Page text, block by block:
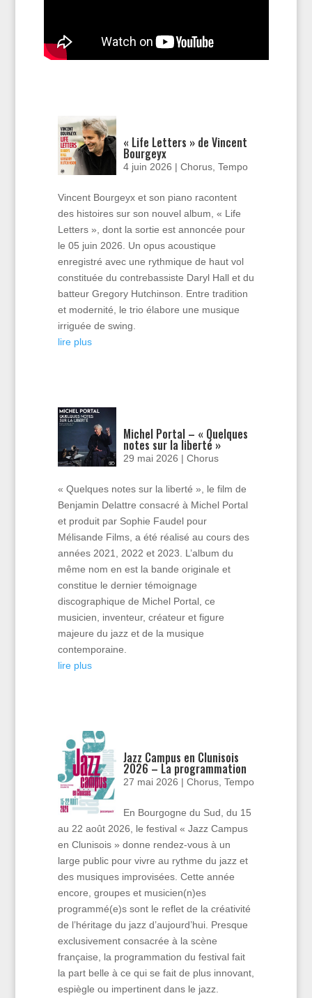
« Life Letters » de Vincent
Bourgeyx
4 juin 2026 |Chorus,Tempo
Vincent Bourgeyx et son piano racontent
des histoires sur son nouvel album, « Life
Letters », dont la sortie est annoncée pour
le 05 juin 2026. Un opus acoustique
enregistré avec une rythmique de haut vol
constituée du contrebassiste Daryl Hall et du
batteur Gregory Hutchinson. Entre tradition
et modernité, le trio élabore une musique
irriguée de swing.
lire plus
Michel Portal – « Quelques
notes sur la liberté »
29 mai 2026 |Chorus
« Quelques notes sur la liberté », le film de
Benjamin Delattre consacré à Michel Portal
et produit par Sophie Faudel pour
Mélisande Films, a été réalisé au cours des
années 2021, 2022 et 2023. L’album du
même nom en est la bande originale et
constitue le dernier témoignage
discographique de Michel Portal, ce
musicien, inventeur, créateur et figure
majeure du jazz et de la musique
contemporaine.
lire plus
Jazz Campus en Clunisois
2026 – La programmation
27 mai 2026 |Chorus,Tempo
En Bourgogne du Sud, du 15
au 22 août 2026, le festival « Jazz Campus
en Clunisois » donne rendez-vous à un
large public pour vivre au rythme du jazz et
des musiques improvisées. Cette année
encore, groupes et musicien(n)es
programmé(e)s sont le reflet de la créativité
de l’héritage du jazz d’aujourd’hui. Presque
exclusivement consacrée à la scène
française, la programmation du festival fait
la part belle à ce qui se fait de plus innovant,
espiègle ou impertinent dans le jazz.